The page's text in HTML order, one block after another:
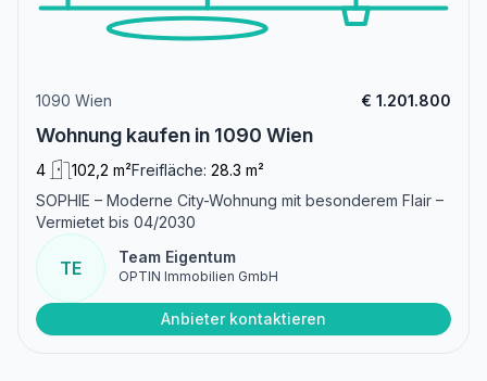
1090 Wien € 1.201.800
Wohnung kaufen in 1090 Wien
4 102,2 m²Freifläche: 28.3 m²
SOPHIE – Moderne City-Wohnung mit besonderem Flair –
Vermietet bis 04/2030
TE
Team Eigentum
OPTIN Immobilien GmbH
Anbieter kontaktieren